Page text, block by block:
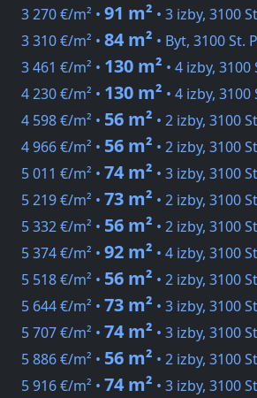
3 270 €/m² • 91 m² • 3 izby, 3100
3 310 €/m² • 84 m² • Byt, 3100 St.
3 461 €/m² • 130 m² • 4 izby,
4 230 €/m² • 130 m² • 4 izby,
4 598 €/m² • 56 m² • 2 izby, 3100
4 966 €/m² • 56 m² • 2 izby, 3100
5 011 €/m² • 74 m² • 3 izby, 3100
5 219 €/m² • 73 m² • 2 izby, 3100
5 332 €/m² • 56 m² • 2 izby, 3100
5 374 €/m² • 92 m² • 4 izby, 3100
5 518 €/m² • 56 m² • 2 izby, 3100
5 644 €/m² • 73 m² • 3 izby, 3100
5 707 €/m² • 74 m² • 3 izby, 3100
5 886 €/m² • 56 m² • 2 izby, 3100
5 916 €/m² • 74 m² • 3 izby, 3100